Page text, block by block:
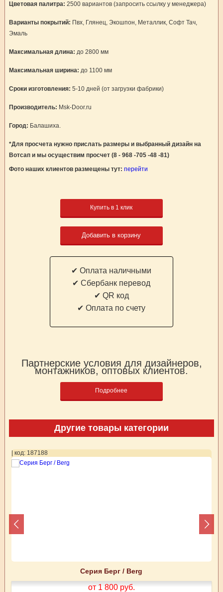
Цветовая палитра: 2500 вариантов (запросить ссылку у менеджера)
Варианты покрытий: Пвх, Глянец, Экошпон, Металлик, Софт Тач,
Эмаль
Максимальная длина: до 2800 мм
Максимальная ширина: до 1100 мм
Сроки изготовления: 5-10 дней (от загрузки фабрики)
Производитель: Msk-Door.ru
Город: Балашиха.
*Для просчета нужно прислать размеры и выбранный дизайн на
Вотсап и мы осуществим просчет (8 - 968 -705 -48 -81)
Фото наших клиентов размещены тут: перейти
Купить в 1 клик
Добавить в корзину
✔ Оплата наличными
✔ Cбербанк перевод
✔ QR код
✔ Оплата по счету
Партнерские условия для дизайнеров,
монтажников, оптовых клиентов.
Подробнее
Другие товары категории
| код: 187188
Серия Берг / Berg
от 1 800 руб.